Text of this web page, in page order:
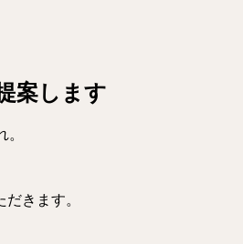
案します
だきます。